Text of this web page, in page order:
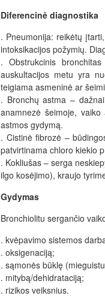
Diferencinė diagnostika
. Pneumonija: reikėtų
intoksikacijos požymių.
. Obstrukcinis
auskultacijos metu yra
teigiama asmeninė ar
. Bronchų astma –
anamnezė šeimoje,
astmos gydymą.
. Cistinė fibrozė –
patvirtinama chloro kiekio
. Kokliušas – serga
ilgo kosėjimo), kraujo
Gydymas
Bronchiolitu sergančio
. kvėpavimo sistemos
. oksigenaciją;
. sąmonės būklę
. mitybą/dehidrataciją;
. rizikos veiksnius.